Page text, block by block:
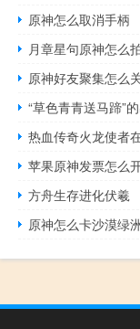
原神怎么取消手柄
月章星句原神怎么
原神好友聚集怎么
“草色青青送马蹄”
热血传奇火龙使者
苹果原神发票怎么
方舟生存进化伏羲
原神怎么卡沙漠绿